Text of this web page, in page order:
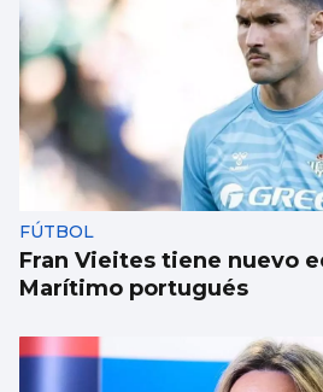
FÚTBOL
Fran Vieites tiene nuevo
Marítimo portugués